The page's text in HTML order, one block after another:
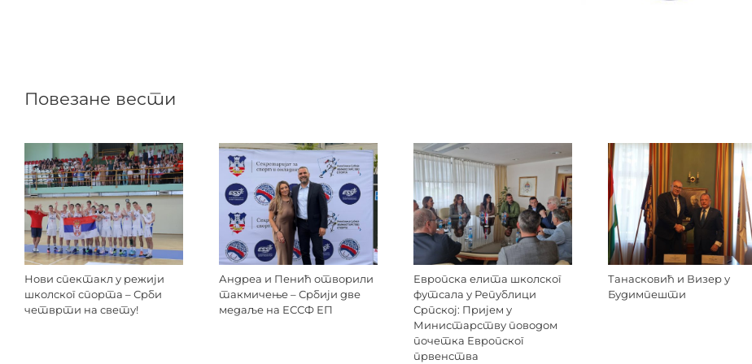
Повезане вести
Нови спектакл у режији
школског спорта – Срби
четврти на свету!
Андреа и Пенић отворили
такмичење – Србији две
медаље на ЕССФ ЕП
Европска елита школског
футсала у Републици
Српској: Пријем у
Министарству поводом
почетка Европског
првенства
Танасковић и Визер у
Будимпешти